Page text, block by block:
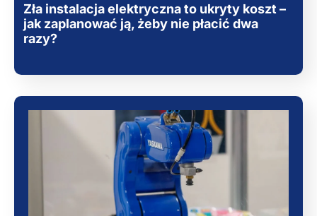
Zła instalacja elektryczna to ukryty koszt –
jak zaplanować ją, żeby nie płacić dwa
razy?